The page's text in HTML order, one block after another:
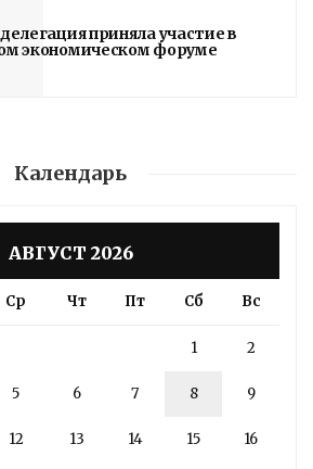
приняла участие в
экономическом форуме
Календарь
АВГУСТ 2026
Ср Чт Пт Сб Вс
1 2
5 6 7 8 9
12 13 14 15 16